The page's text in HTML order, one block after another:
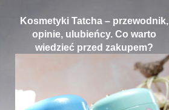
Kosmetyki Tatcha – przewodnik,
opinie, ulubieńcy. Co warto
wiedzieć przed zakupem?